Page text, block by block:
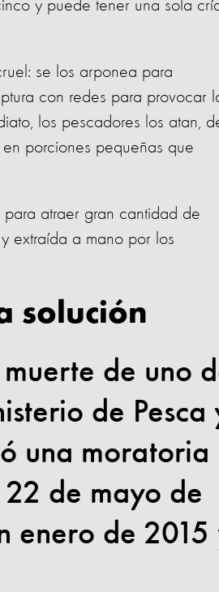
y puede tener una sola
se los arponea para
con redes para provocar
los pescadores los atan,
porciones pequeñas que
atraer gran cantidad de
extraída a mano por los
solución
de uno
de Pesca
una moratoria
de mayo de
enero de 2015